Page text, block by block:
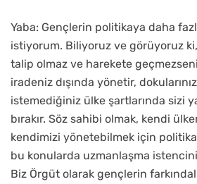
Yaba: Gençlerin politikaya daha
istiyorum. Biliyoruz ve görüyoruz
talip olmaz ve harekete
iradeniz dışında yönetir,
istemediğiniz ülke şartlarında sizi
bırakır. Söz sahibi olmak, kendi
kendimizi yönetebilmek için
bu konularda uzmanlaşma
Biz Örgüt olarak gençlerin